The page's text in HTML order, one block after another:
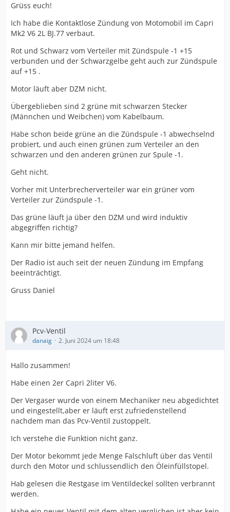
Grüss euch!
Ich habe die Kontaktlose Zündung von Motomobil im Capri
Mk2 V6 2L BJ.77 verbaut.
Rot und Schwarz vom Verteiler mit Zündspule -1 +15
verbunden und der Schwarzgelbe geht auch zur Zündspule
auf +15 .
Motor läuft aber DZM nicht.
Übergeblieben sind 2 grüne mit schwarzen Stecker
(Männchen und Weibchen) vom Kabelbaum.
Habe schon beide grüne an die Zündspule -1 abwechselnd
probiert, und auch einen grünen zum Verteiler an den
schwarzen und den anderen grünen zur Spule -1.
Geht nicht.
Vorher mit Unterbrecherverteiler war ein grüner vom
Verteiler zur Zündspule -1.
Das grüne läuft ja über den DZM und wird induktiv
abgegriffen richtig?
Kann mir bitte jemand helfen.
Der Radio ist auch seit der neuen Zündung im Empfang
beeinträchtigt.
Gruss Daniel
Pcv-Ventil
danaig 2. Juni 2024 um 18:48
Hallo zusammen!
Habe einen 2er Capri 2liter V6.
Der Vergaser wurde von einem Mechaniker neu abgedichtet
und eingestellt,aber er läuft erst zufriedenstellend
nachdem man das Pcv-Ventil zustoppelt.
Ich verstehe die Funktion nicht ganz.
Der Motor bekommt jede Menge Falschluft über das Ventil
durch den Motor und schlussendlich den Öleinfüllstopel.
Hab gelesen die Restgase im Ventildeckel sollten verbrannt
werden.